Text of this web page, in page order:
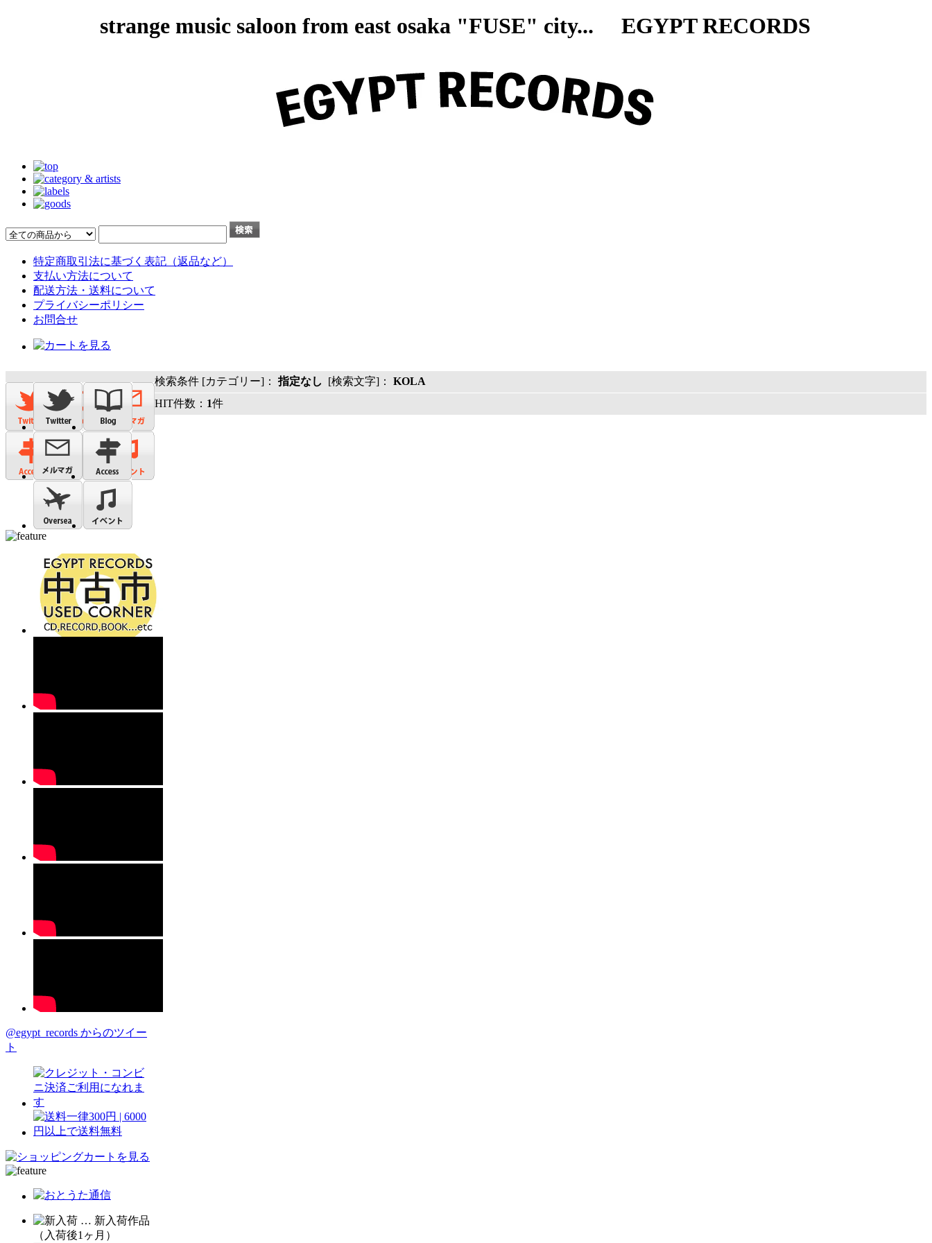
strange music saloon from east osaka "FUSE" city... EGYPT RECORDS
特定商取引法に基づく表記（返品など）
支払い方法について
配送方法・送料について
プライバシーポリシー
お問合せ
@egypt_records からのツイー
ト
… 新入荷作品
（入荷後1ヶ月）
検索条件 [カテゴリー]： 指定なし [検索文字]： KOLA
HIT件数： 1件